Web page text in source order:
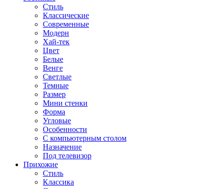
Стиль
Классические
Современные
Модерн
Хай-тек
Цвет
Белые
Венге
Светлые
Темные
Размер
Мини стенки
Форма
Угловые
Особенности
С компьютерным столом
Назначение
Под телевизор
Прихожие
Стиль
Классика